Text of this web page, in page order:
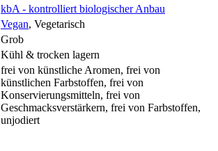
kbA - kontrolliert biologischer Anbau
Vegan, Vegetarisch
Grob
Kühl & trocken lagern
frei von künstliche Aromen, frei von
künstlichen Farbstoffen, frei von
Konservierungsmitteln, frei von
Geschmacksverstärkern, frei von Farbstoffen,
unjodiert